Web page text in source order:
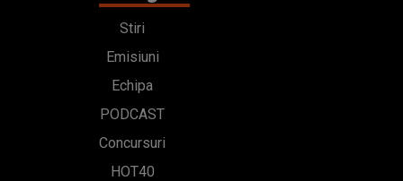
Stiri
Emisiuni
Echipa
PODCAST
Concursuri
HOT40